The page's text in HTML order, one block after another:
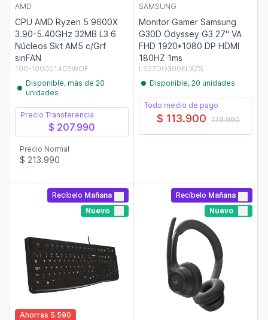
AMD
CPU AMD Ryzen 5 9600X
3.90-5.40GHz 32MB L3 6
Núcleos Skt AM5 c/Grf
sinFAN
100-100001405WOF
Disponible, más de 20
unidades
Precio Transferencia
$ 207.990
Precio Normal
$ 213.990
SAMSUNG
Monitor Gamer Samsung
G30D Odyssey G3 27" VA
FHD 1920*1080 DP HDMI
180HZ 1ms
LS27DG300ELXZS
Disponible, 20 unidades
Todo medio de pago
$ 113.900 179.990
Recíbelo Mañana
Nuevo
Ahorras 5.590
Recíbelo Mañana
Nuevo